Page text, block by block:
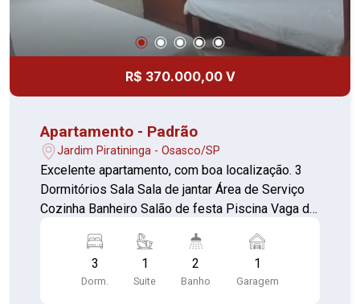
R$ 370.000,00 V
Apartamento - Padrão
Jardim Piratininga - Osasco/SP
Excelente apartamento, com boa localização. 3
Dormitórios Sala Sala de jantar Área de Serviço
Cozinha Banheiro Salão de festa Piscina Vaga de
3
Dorm.
1
Suite
2
Banho
1
Garagem